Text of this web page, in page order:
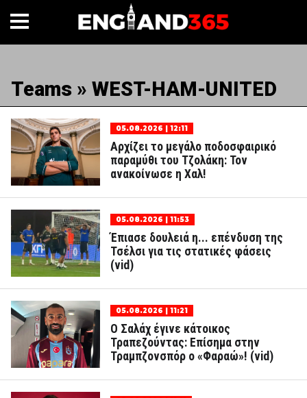
Teams » WEST-HAM-UNITED
05.08.2026 | 12:11
Αρχίζει το μεγάλο ποδοσφαιρικό
παραμύθι του Τζολάκη: Τον
ανακοίνωσε η Χαλ!
05.08.2026 | 11:53
Έπιασε δουλειά η... επένδυση της
Τσέλσι για τις στατικές φάσεις
(vid)
05.08.2026 | 11:21
Ο Σαλάχ έγινε κάτοικος
Τραπεζούντας: Επίσημα στην
Τραμπζονσπόρ ο «Φαραώ»! (vid)